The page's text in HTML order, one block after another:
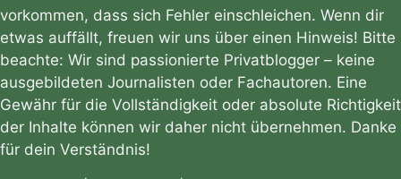
vorkommen, dass sich Fehler einschleichen. Wenn dir
etwas auffällt, freuen wir uns über einen Hinweis! Bitte
beachte: Wir sind passionierte Privatblogger – keine
ausgebildeten Journalisten oder Fachautoren. Eine
Gewähr für die Vollständigkeit oder absolute Richtigkeit
der Inhalte können wir daher nicht übernehmen. Danke
für dein Verständnis!